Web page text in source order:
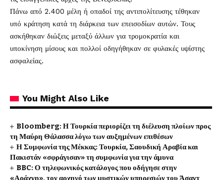
Πάνω από 2.400 μέλη ή οπαδοί της αντιπολίτευσης τέθηκαν
υπό κράτηση κατά τη διάρκεια των επεισοδίων αυτών. Τους
ασκήθηκαν διώξεις μεταξύ άλλων για τρομοκρατία και
υποκίνηση μίσους και πολλοί οδηγήθηκαν σε φυλακές υψίστης
ασφαλείας.
You Might Also Like
Bloomberg: Η Τουρκία περιορίζει τη διέλευση πλοίων προς
τη Μαύρη Θάλασσα λόγω των αυξημένων επιθέσων
Η Συμφωνία της Μέκκας: Τουρκία, Σαουδική Αραβία και
Πακιστάν «σφράγισαν» τη συμφωνία για την άμυνα
BBC: Ο τηλεφωνικός κατάλογος που οδήγησε στην
«Αράχνη», τον αρχηγό των μυστικών υπηρεσιών του Άσαντ